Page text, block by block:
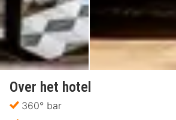
Over het hotel
360° bar